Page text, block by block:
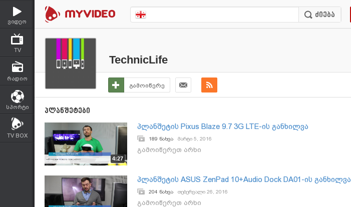
ვიდეო
TV
რადიო
სპორტი
TV BOX
TechnicLife
გამოიწერე
პლანშეტები
4:27
პლანშეტის Pixus Blaze 9.7 3G LTE-ის განხილვა
189 ნახვა მარტი 5, 2016
გამოიწერეთ არხი
პლანშეტის ASUS ZenPad 10+Audio Dock DA01-ის განხილვა
204 ნახვა თებერვალი 26, 2016
გამოიწერეთ არხი